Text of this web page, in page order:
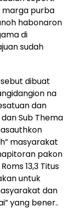
marga purba
habonaron
di
sudah
dibuat
na
dan
Sub Thema
masyarakat
pakon
13,3 Titus
untuk
dan
yang bener..